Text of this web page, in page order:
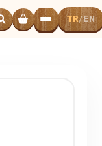
TR/EN